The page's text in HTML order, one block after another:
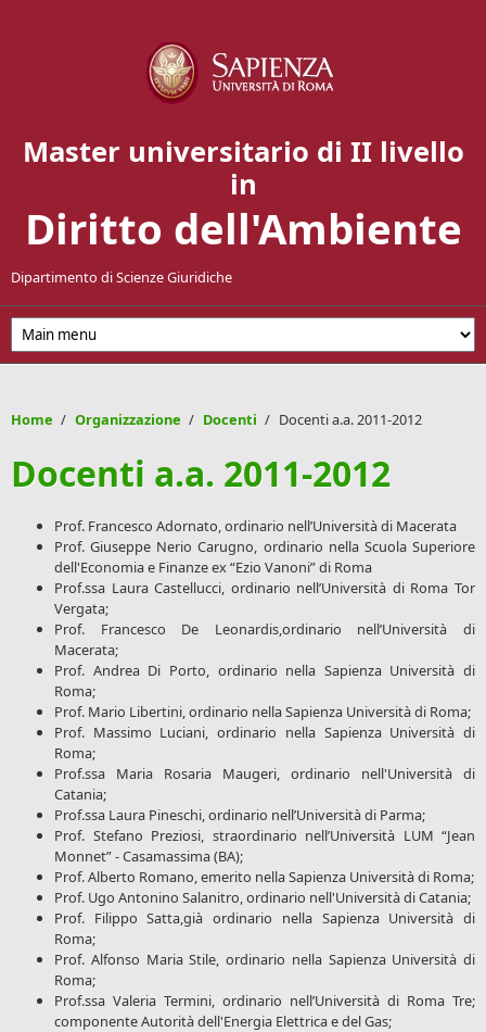
Master universitario di II livello
in
Diritto dell'Ambiente
Dipartimento di Scienze Giuridiche
Home / Organizzazione / Docenti / Docenti a.a. 2011-2012
Docenti a.a. 2011-2012
Prof. Francesco Adornato, ordinario nell’Università di Macerata
Prof. Giuseppe Nerio Carugno, ordinario nella Scuola Superiore
dell'Economia e Finanze ex “Ezio Vanoni” di Roma
Prof.ssa Laura Castellucci, ordinario nell’Università di Roma Tor
Vergata;
Prof. Francesco De Leonardis,ordinario nell’Università di
Macerata;
Prof. Andrea Di Porto, ordinario nella Sapienza Università di
Roma;
Prof. Mario Libertini, ordinario nella Sapienza Università di Roma;
Prof. Massimo Luciani, ordinario nella Sapienza Università di
Roma;
Prof.ssa Maria Rosaria Maugeri, ordinario nell'Università di
Catania;
Prof.ssa Laura Pineschi, ordinario nell’Università di Parma;
Prof. Stefano Preziosi, straordinario nell’Università LUM “Jean
Monnet” - Casamassima (BA);
Prof. Alberto Romano, emerito nella Sapienza Università di Roma;
Prof. Ugo Antonino Salanitro, ordinario nell'Università di Catania;
Prof. Filippo Satta,già ordinario nella Sapienza Università di
Roma;
Prof. Alfonso Maria Stile, ordinario nella Sapienza Università di
Roma;
Prof.ssa Valeria Termini, ordinario nell’Università di Roma Tre;
componente Autorità dell'Energia Elettrica e del Gas;